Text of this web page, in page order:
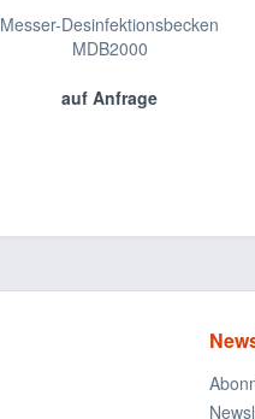
Messer-Desinfektionsbecken
MDB2000
auf Anfrage